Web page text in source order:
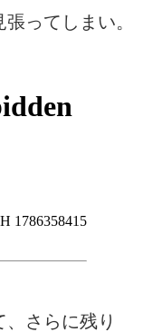
ってしまい。
さらに残り